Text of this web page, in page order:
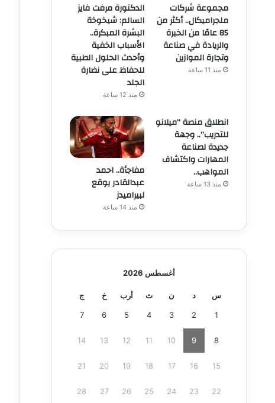
مجموعة شركات
ملجراميكال.. أكثر من
85 عامًا من الخبرة
والريادة في صناعة
وتجارة الموازين
منذ 11 ساعة
الدكتورة مرفت فايز
السالم: شيخوخة
البشرة المبكرة..
الأسباب الخفية
وأحدث الحلول الطبية
للحفاظ على نضارة
الجلد
منذ 12 ساعة
انطلاق منصة “ميلانو
للتدريب”.. وجهة
جديدة لصناعة
المهارات واكتشاف
المواهب..
منذ 13 ساعة
مفاجأة.. احمد
عبدالقادر يوقع
لبيراميدز
منذ 14 ساعة
أغسطس 2026
س د ن ث أرب خ ج
1
2
3
4
5
6
7
8
9
10
11
12
13
14
15
16
17
18
19
20
21
22
23
24
25
26
27
28